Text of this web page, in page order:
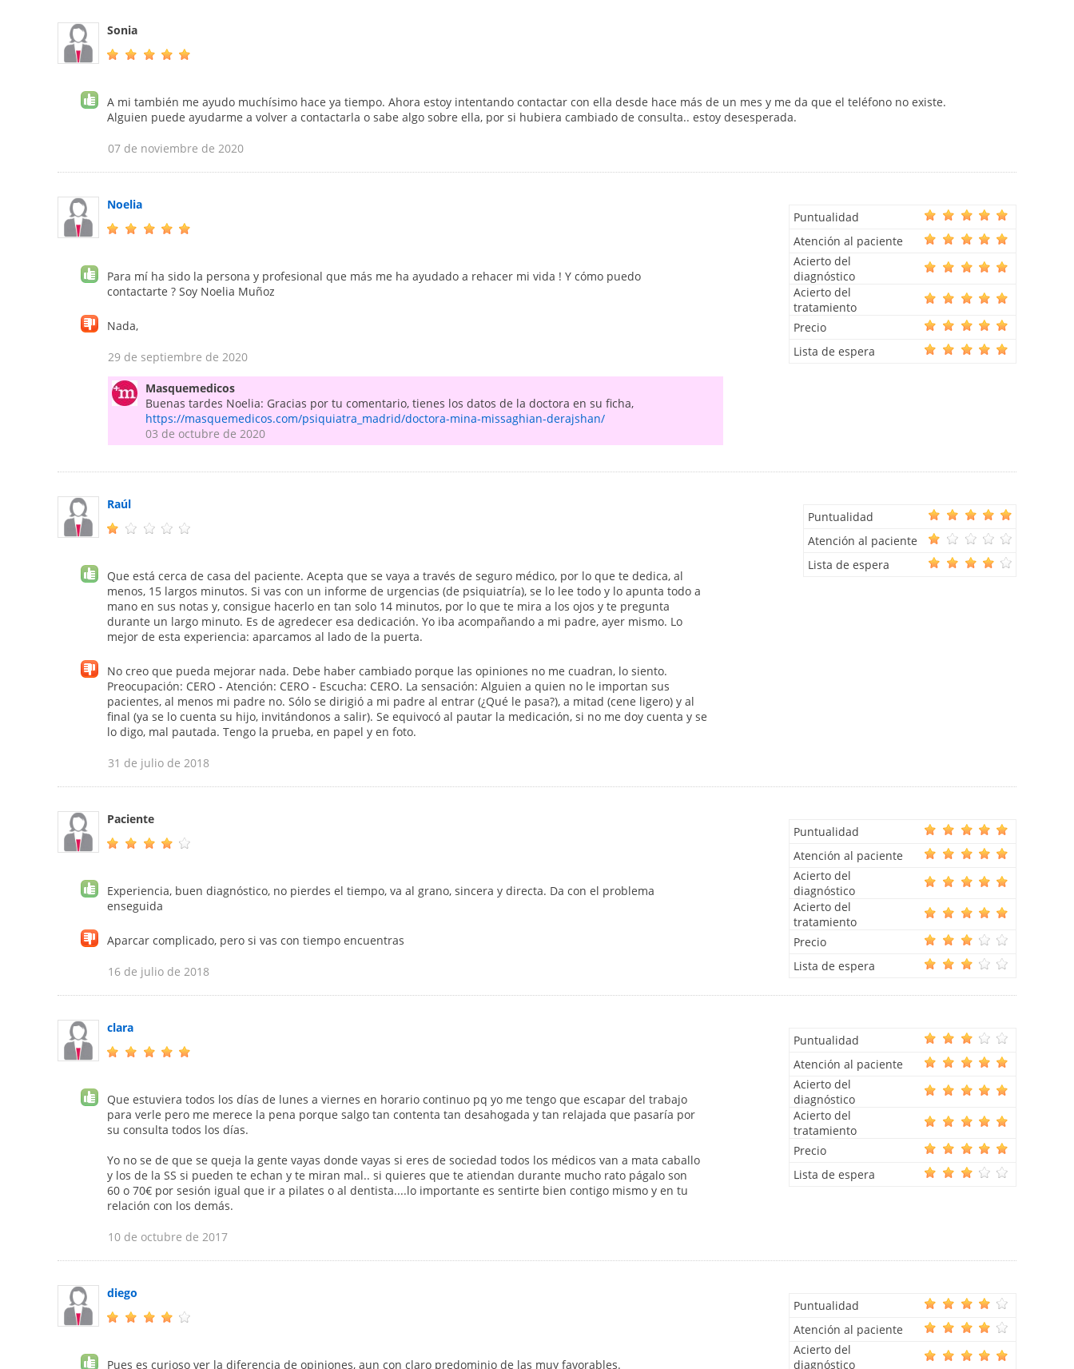
Sonia
A mi también me ayudo muchísimo hace ya tiempo. Ahora estoy intentando contactar con ella desde hace más de un mes y me da que el teléfono no existe.
Alguien puede ayudarme a volver a contactarla o sabe algo sobre ella, por si hubiera cambiado de consulta.. estoy desesperada.
07 de noviembre de 2020
Noelia
Para mí ha sido la persona y profesional que más me ha ayudado a rehacer mi vida ! Y cómo puedo
contactarte ? Soy Noelia Muñoz
Nada,
29 de septiembre de 2020
Masquemedicos
Buenas tardes Noelia: Gracias por tu comentario, tienes los datos de la doctora en su ficha,
https://masquemedicos.com/psiquiatra_madrid/doctora-mina-missaghian-derajshan/
03 de octubre de 2020
Puntualidad
Atención al paciente
Acierto del
diagnóstico
Acierto del
tratamiento
Precio
Lista de espera
Raúl
Que está cerca de casa del paciente. Acepta que se vaya a través de seguro médico, por lo que te dedica, al
menos, 15 largos minutos. Si vas con un informe de urgencias (de psiquiatría), se lo lee todo y lo apunta todo a
mano en sus notas y, consigue hacerlo en tan solo 14 minutos, por lo que te mira a los ojos y te pregunta
durante un largo minuto. Es de agredecer esa dedicación. Yo iba acompañando a mi padre, ayer mismo. Lo
mejor de esta experiencia: aparcamos al lado de la puerta.
No creo que pueda mejorar nada. Debe haber cambiado porque las opiniones no me cuadran, lo siento.
Preocupación: CERO - Atención: CERO - Escucha: CERO. La sensación: Alguien a quien no le importan sus
pacientes, al menos mi padre no. Sólo se dirigió a mi padre al entrar (¿Qué le pasa?), a mitad (cene ligero) y al
final (ya se lo cuenta su hijo, invitándonos a salir). Se equivocó al pautar la medicación, si no me doy cuenta y se
lo digo, mal pautada. Tengo la prueba, en papel y en foto.
31 de julio de 2018
Puntualidad
Atención al paciente
Lista de espera
Paciente
Experiencia, buen diagnóstico, no pierdes el tiempo, va al grano, sincera y directa. Da con el problema
enseguida
Aparcar complicado, pero si vas con tiempo encuentras
16 de julio de 2018
Puntualidad
Atención al paciente
Acierto del
diagnóstico
Acierto del
tratamiento
Precio
Lista de espera
clara
Que estuviera todos los días de lunes a viernes en horario continuo pq yo me tengo que escapar del trabajo
para verle pero me merece la pena porque salgo tan contenta tan desahogada y tan relajada que pasaría por
su consulta todos los días.
Yo no se de que se queja la gente vayas donde vayas si eres de sociedad todos los médicos van a mata caballo
y los de la SS si pueden te echan y te miran mal.. si quieres que te atiendan durante mucho rato págalo son
60 o 70€ por sesión igual que ir a pilates o al dentista....lo importante es sentirte bien contigo mismo y en tu
relación con los demás.
10 de octubre de 2017
Puntualidad
Atención al paciente
Acierto del
diagnóstico
Acierto del
tratamiento
Precio
Lista de espera
diego
Pues es curioso ver la diferencia de opiniones, aun con claro predominio de las muy favorables.
Puntualidad
Atención al paciente
Acierto del
diagnóstico